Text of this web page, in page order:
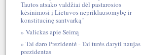
Tautos atsako valdžiai dėl pastarosios
kėsinimosi į Lietuvos nepriklausomybę ir
konstitucinę santvarką"
Valickas apie Seimą
Tai daro Prezidentė - Tai turės daryti naujas
prezidentas